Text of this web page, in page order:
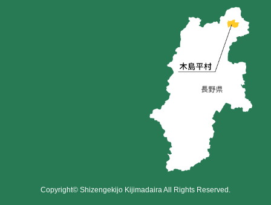
Copyright© Shizengekijo Kijimadaira All Rights Reserved.